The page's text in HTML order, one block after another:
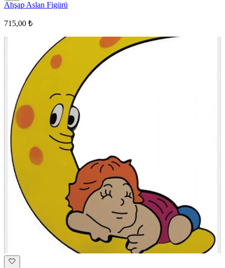
Ahşap Aslan Figürü
715,00 ₺